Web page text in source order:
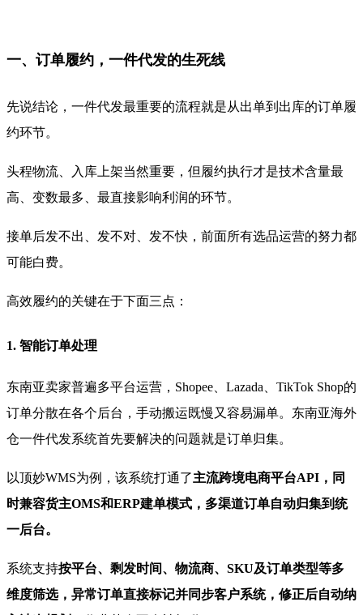
一、订单履约，一件代发的生死线
先说结论，一件代发最重要的流程就是从出单到出库的订单履
约环节。
头程物流、入库上架当然重要，但履约执行才是技术含量最
高、变数最多、最直接影响利润的环节。
接单后发不出、发不对、发不快，前面所有选品运营的努力都
可能白费。
高效履约的关键在于下面三点：
1. 智能订单处理
东南亚卖家普遍多平台运营，Shopee、Lazada、TikTok Shop的
订单分散在各个后台，手动搬运既慢又容易漏单。东南亚海外
仓一件代发系统首先要解决的问题就是订单归集。
以顶妙WMS为例，该系统打通了主流跨境电商平台API，同
时兼容货主OMS和ERP建单模式，多渠道订单自动归集到统
一后台。
系统支持按平台、剩发时间、物流商、SKU及订单类型等多
维度筛选，异常订单直接标记并同步客户系统，修正后自动纳